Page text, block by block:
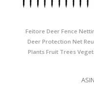
Feitore Deer Fence
Deer Protection Net
Plants Fruit Trees